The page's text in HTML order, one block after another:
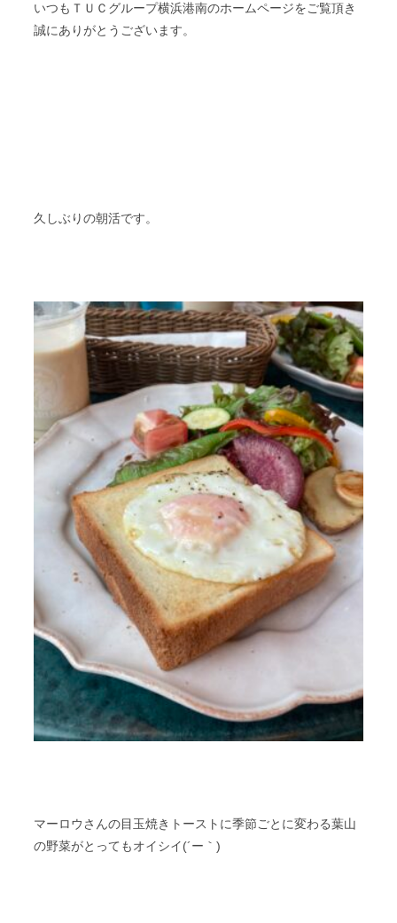
いつもＴＵＣグループ横浜港南のホームページをご覧頂き
誠にありがとうございます。
久しぶりの朝活です。
マーロウさんの目玉焼きトーストに季節ごとに変わる葉山
の野菜がとってもオイシイ(´ー｀)